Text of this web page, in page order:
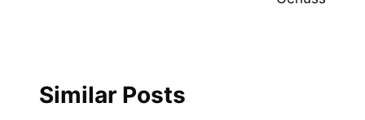
Similar Posts